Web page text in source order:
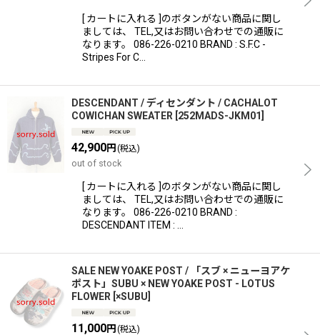
[ カートに入れる ]のボタンがない商品に関し
ましては、 TEL,又はお問い合わせでの通販に
なります。 086-226-0210 BRAND : S.F.C -
Stripes For C…
DESCENDANT / ディセンダント / CACHALOT
COWICHAN SWEATER 252MADS-JKM01
42,900円 (税込)
out of stock
[ カートに入れる ]のボタンがない商品に関し
ましては、 TEL,又はお問い合わせでの通販に
なります。 086-226-0210 BRAND :
DESCENDANT ITEM : …
SALE NEW YOAKE POST / 「スブ × ニューヨアケ
ポスト」SUBU × NEW YOAKE POST - LOTUS
FLOWER ×SUBU
11,000円 (税込)